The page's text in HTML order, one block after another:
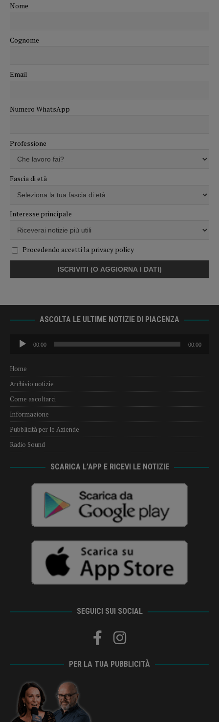
Nome
Cognome
Email
Numero WhatsApp
Professione
Fascia di età
Interesse principale
Procedendo accetti la privacy policy
ASCOLTA LE ULTIME NOTIZIE DI PIACENZA
Audio
Player
00:00 00:00
Home
Archivio notizie
Come ascoltarci
Informazione
Pubblicità per le Aziende
Radio Sound
SCARICA L’APP E RICEVI LE NOTIZIE
SEGUICI SUI SOCIAL
PER LA TUA PUBBLICITÀ